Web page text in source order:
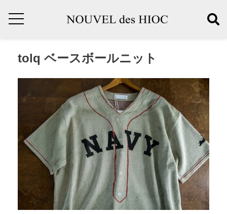
tolq ベースボールニット